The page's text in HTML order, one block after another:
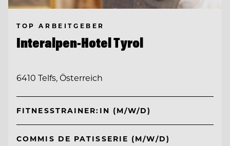
TOP ARBEITGEBER
Interalpen-Hotel Tyrol
6410 Telfs, Österreich
FITNESSTRAINER:IN (M/W/D)
COMMIS DE PATISSERIE (M/W/D)